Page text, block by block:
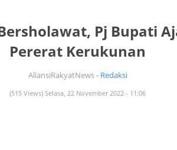
Pj Bupati
Pererat Kerukunan
AliansiRakyatNews - Redaksi
(515 Views) Selasa, 22 November 2022 - 11:06